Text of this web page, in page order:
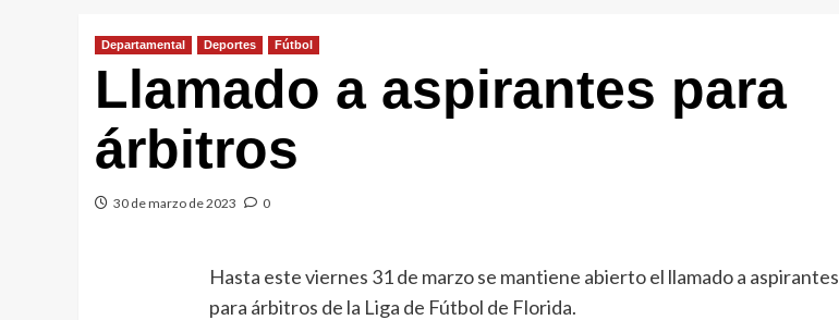
Departamental Deportes Fútbol
Llamado a aspirantes para
árbitros
30 de marzo de 2023 0
Hasta este viernes 31 de marzo se mantiene abierto el llamado a aspirantes
para árbitros de la Liga de Fútbol de Florida.